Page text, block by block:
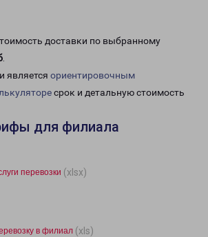
доставки по выбранному
.
является ориентировочным
срок и детальную стоимость
для филиала
перевозки (xlsx)
в филиал (xls)